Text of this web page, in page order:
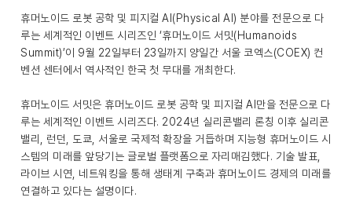
휴머노이드 로봇 공학 및 피지컬 AI(Physical AI) 분야를 전문으로 다
루는 세계적인 이벤트 시리즈인 ‘휴머노이드 서밋(Humanoids
Summit)’이 9월 22일부터 23일까지 양일간 서울 코엑스(COEX) 컨
벤션 센터에서 역사적인 한국 첫 무대를 개최한다.
휴머노이드 서밋은 휴머노이드 로봇 공학 및 피지컬 AI만을 전문으로 다
루는 세계적인 이벤트 시리즈다. 2024년 실리콘밸리 론칭 이후 실리콘
밸리, 런던, 도쿄, 서울로 국제적 확장을 거듭하며 지능형 휴머노이드 시
스템의 미래를 앞당기는 글로벌 플랫폼으로 자리매김했다. 기술 발표,
라이브 시연, 네트워킹을 통해 생태계 구축과 휴머노이드 경제의 미래를
연결하고 있다는 설명이다.